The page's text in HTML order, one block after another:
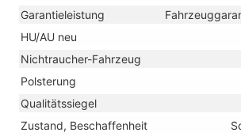
Garantieleistung
HU/AU neu
Nichtraucher-Fahrzeug
Polsterung
Qualitätssiegel
Zustand, Beschaffenheit